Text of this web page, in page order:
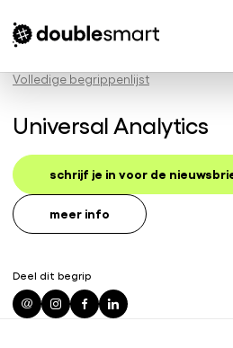
Volledige begrippenlijst
Universal Analytics
schrijf je in voor de
meer info
Deel dit begrip